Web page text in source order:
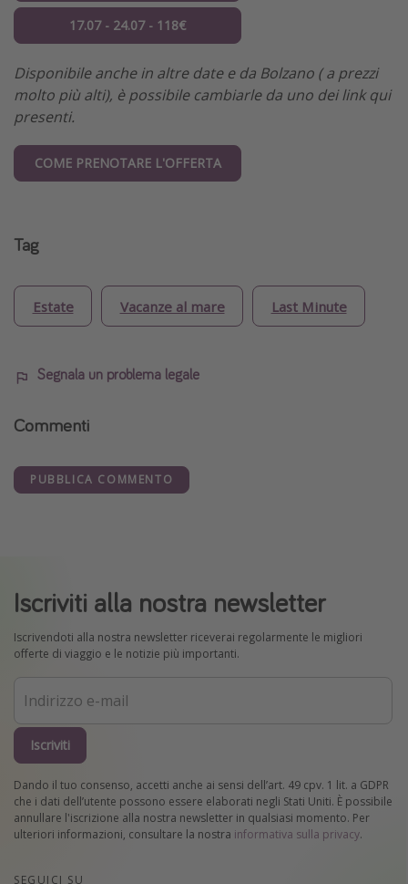
17.07 - 24.07 - 118€
Disponibile anche in altre date e da Bolzano ( a prezzi
molto più alti), è possibile cambiarle da uno dei link qui
presenti.
COME PRENOTARE L'OFFERTA
Tag
Estate Vacanze al mare Last Minute
Segnala un problema legale
Commenti
PUBBLICA COMMENTO
Iscriviti alla nostra newsletter
Iscrivendoti alla nostra newsletter riceverai regolarmente le migliori
offerte di viaggio e le notizie più importanti.
Iscriviti
Dando il tuo consenso, accetti anche ai sensi dell’art. 49 cpv. 1 lit. a GDPR
che i dati dell’utente possono essere elaborati negli Stati Uniti. È possibile
annullare l'iscrizione alla nostra newsletter in qualsiasi momento. Per
ulteriori informazioni, consultare la nostra informativa sulla privacy.
SEGUICI SU